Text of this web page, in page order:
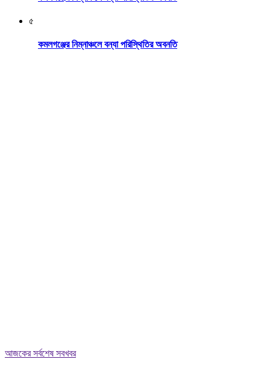
৫
কমলগঞ্জের নিম্নাঞ্চলে বন্যা পরিস্থিতির অবনতি
আজকের সর্বশেষ সবখবর